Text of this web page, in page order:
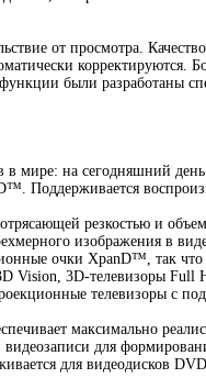
от просмотра.
корректируются.
были разработаны
в мире: на сегодняшний
Поддерживается
резкостью и
изображения в
очки XpanD™, так
Vision, 3D-телевизоры Full
телевизоры с
максимально
для
для видеодисков